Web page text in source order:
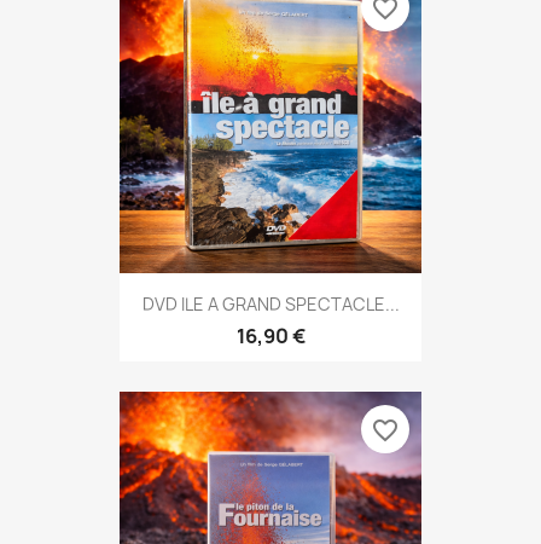
DVD ILE A GRAND SPECTACLE...
16,90 €
favorite_border
favorite_border